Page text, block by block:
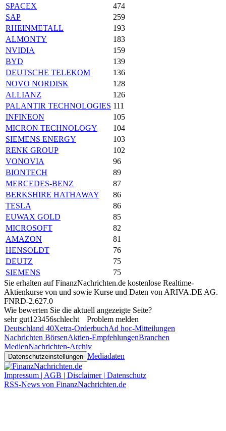
SPACEX
474
SAP
259
RHEINMETALL
193
ALMONTY
183
NVIDIA
159
BYD
139
DEUTSCHE TELEKOM
136
NOVO NORDISK
128
ALLIANZ
126
PALANTIR TECHNOLOGIES 111
INFINEON
105
MICRON TECHNOLOGY
104
SIEMENS ENERGY
103
RENK GROUP
102
VONOVIA
96
BIONTECH
89
MERCEDES-BENZ
87
BERKSHIRE HATHAWAY
86
TESLA
86
EUWAX GOLD
85
MICROSOFT
82
AMAZON
81
HENSOLDT
76
DEUTZ
75
SIEMENS
75
Sie erhalten auf FinanzNachrichten.de kostenlose Realtime-
Aktienkurse von und sowie Kurse und Daten von ARIVA.DE AG.
FNRD-2.627.0
Wie bewerten Sie die aktuell angezeigte Seite?
sehr gut1 23456schlecht
Problem melden
Deutschland 40Xetra-OrderbuchAd hoc-Mitteilungen
Nachrichten BörsenAktien-EmpfehlungenBranchen
MedienNachrichten-Archiv
Datenschutzeinstellungen Mediadaten
Impressum | AGB | Disclaimer | Datenschutz
RSS-News von FinanzNachrichten.de